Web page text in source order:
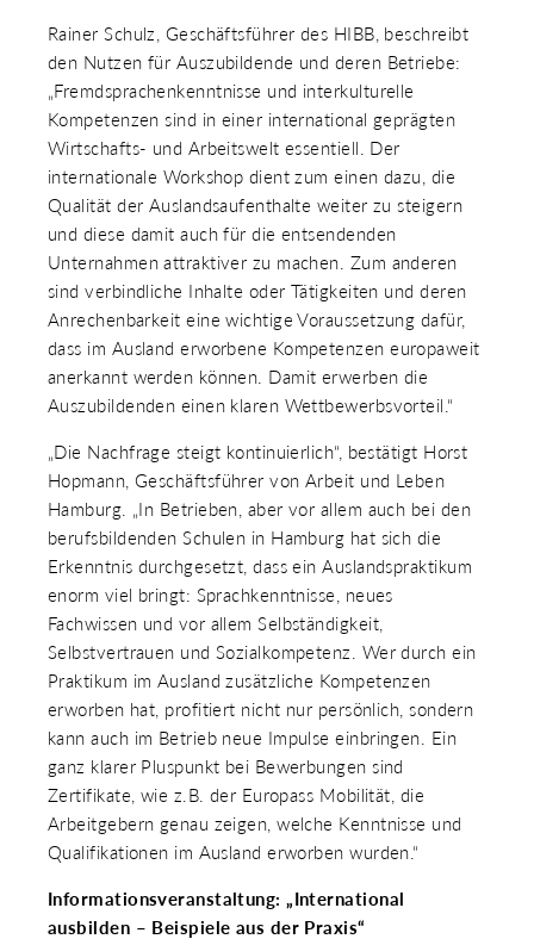
Rainer Schulz, Geschäftsführer des HIBB, beschreibt
den Nutzen für Auszubildende und deren Betriebe:
„Fremdsprachenkenntnisse und interkulturelle
Kompetenzen sind in einer international geprägten
Wirtschafts- und Arbeitswelt essentiell. Der
internationale Workshop dient zum einen dazu, die
Qualität der Auslandsaufenthalte weiter zu steigern
und diese damit auch für die entsendenden
Unternahmen attraktiver zu machen. Zum anderen
sind verbindliche Inhalte oder Tätigkeiten und deren
Anrechenbarkeit eine wichtige Voraussetzung dafür,
dass im Ausland erworbene Kompetenzen europaweit
anerkannt werden können. Damit erwerben die
Auszubildenden einen klaren Wettbewerbsvorteil.“
„Die Nachfrage steigt kontinuierlich“, bestätigt Horst
Hopmann, Geschäftsführer von Arbeit und Leben
Hamburg. „In Betrieben, aber vor allem auch bei den
berufsbildenden Schulen in Hamburg hat sich die
Erkenntnis durchgesetzt, dass ein Auslandspraktikum
enorm viel bringt: Sprachkenntnisse, neues
Fachwissen und vor allem Selbständigkeit,
Selbstvertrauen und Sozialkompetenz. Wer durch ein
Praktikum im Ausland zusätzliche Kompetenzen
erworben hat, profitiert nicht nur persönlich, sondern
kann auch im Betrieb neue Impulse einbringen. Ein
ganz klarer Pluspunkt bei Bewerbungen sind
Zertifikate, wie z.B. der Europass Mobilität, die
Arbeitgebern genau zeigen, welche Kenntnisse und
Qualifikationen im Ausland erworben wurden.“
Informationsveranstaltung: „International
ausbilden – Beispiele aus der Praxis“